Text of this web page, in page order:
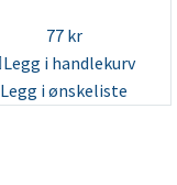
77 kr
Legg i handlekurv
Legg i ønskeliste